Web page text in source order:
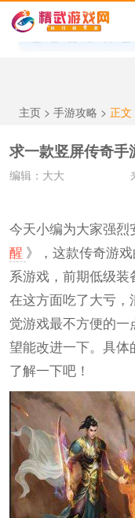
主页> 手游攻略 > 正文
求一款竖屏传奇
编辑：大大
今天小编为大家强
醒 》，这款传奇游
系游戏，前期低级
在这方面吃了大亏
觉游戏最不方便的
望能改进一下。具体
了解一下吧！